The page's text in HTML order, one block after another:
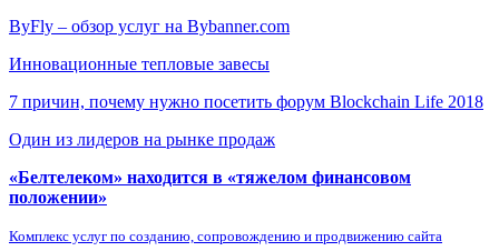
ByFly – обзор услуг на Bybanner.com
Инновационные тепловые завесы
7 причин, почему нужно посетить форум Blockchain Life 2018
Один из лидеров на рынке продаж
«Белтелеком» находится в «тяжелом финансовом
положении»
Комплекс услуг по созданию, сопровождению и продвижению сайта